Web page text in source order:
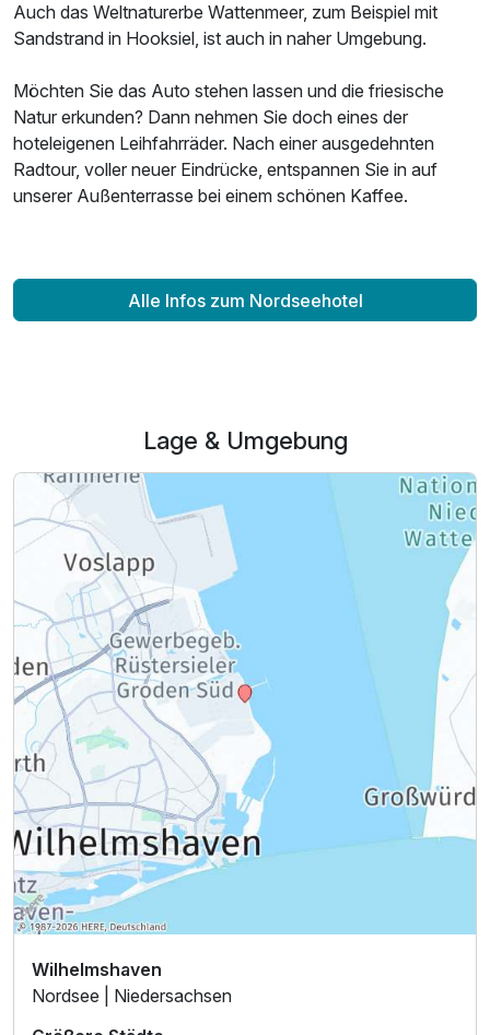
Doppelzimmer Standard
2 Erwachsene
Zusatznächte
Für 3 Tage 143,00 €
Einzelzimmer
1 Erwachsenen
Auch das Weltnaturerbe Wattenmeer, zum Beispiel mit
Sandstrand in Hooksiel, ist auch in naher Umgebung.
Möchten Sie das Auto stehen lassen und die friesische
Natur erkunden? Dann nehmen Sie doch eines der
hoteleigenen Leihfahrräder. Nach einer ausgedehnten
Radtour, voller neuer Eindrücke, entspannen Sie in auf
unserer Außenterrasse bei einem schönen Kaffee.
Alle Infos zum Nordseehotel
Lage & Umgebung
Wilhelmshaven
Nordsee | Niedersachsen